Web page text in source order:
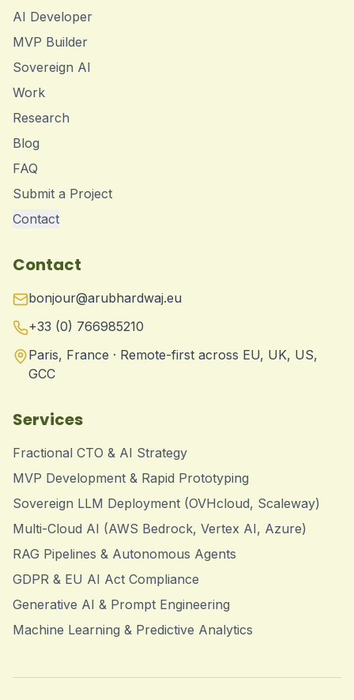
AI Developer
MVP Builder
Sovereign AI
Work
Research
Blog
FAQ
Submit a Project
Contact
Contact
bonjour@arubhardwaj.eu
+33 (0) 766985210
Paris, France · Remote-first across EU, UK, US,
GCC
Services
Fractional CTO & AI Strategy
MVP Development & Rapid Prototyping
Sovereign LLM Deployment (OVHcloud, Scaleway)
Multi-Cloud AI (AWS Bedrock, Vertex AI, Azure)
RAG Pipelines & Autonomous Agents
GDPR & EU AI Act Compliance
Generative AI & Prompt Engineering
Machine Learning & Predictive Analytics